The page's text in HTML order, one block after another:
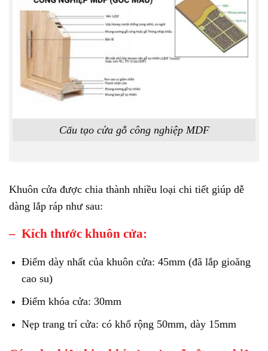
Cấu tạo cửa gỗ công nghiệp MDF
Khuôn cửa được chia thành nhiều loại chi tiết giúp dễ
dàng lắp ráp như sau:
– Kích thước khuôn cửa:
Điểm dày nhất của khuôn cửa: 45mm (đã lắp gioăng
cao su)
Điểm khóa cửa: 30mm
Nẹp trang trí cửa: có khổ rộng 50mm, dày 15mm